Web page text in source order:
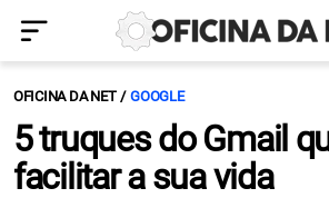
OFICINA DA NET GOOGLE
5 truques do Gmail
facilitar a sua vida